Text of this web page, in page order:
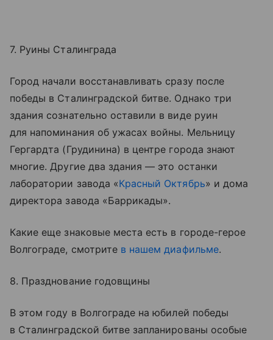
7. Руины Сталинграда
Город начали восстанавливать сразу после
победы в Сталинградской битве. Однако три
здания сознательно оставили в виде руин
для напоминания об ужасах войны. Мельницу
Гергардта (Грудинина) в центре города знают
многие. Другие два здания — это останки
лаборатории завода «Красный Октябрь» и дома
директора завода «Баррикады».
Какие еще знаковые места есть в городе-герое
Волгограде, смотрите в нашем диафильме.
8. Празднование годовщины
В этом году в Волгограде на юбилей победы
в Сталинградской битве запланированы особые